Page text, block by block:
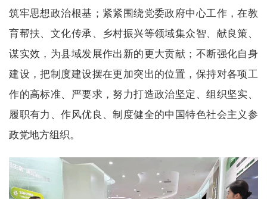
筑牢思想政治根基；紧紧围绕党委政府中心工作，在教
育帮扶、文化传承、乡村振兴等领域集众智、献良策、
谋实效，为县域发展作出新的更大贡献；不断强化自身
建设，把制度建设摆在更加突出的位置，保持对各项工
作的高标准、严要求，努力打造政治坚定、组织坚实、
履职有力、作风优良、制度健全的中国特色社会主义参
政党地方组织。